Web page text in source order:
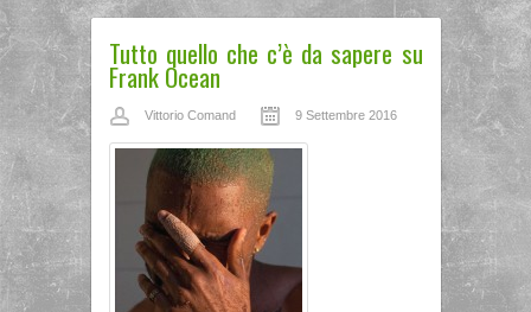
Tutto quello che c’è da sapere su
Frank Ocean
Vittorio Comand 9 Settembre 2016